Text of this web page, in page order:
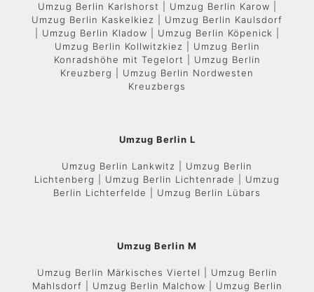
Umzug Berlin Karlshorst | Umzug Berlin Karow |
Umzug Berlin Kaskelkiez | Umzug Berlin Kaulsdorf
| Umzug Berlin Kladow | Umzug Berlin Köpenick |
Umzug Berlin Kollwitzkiez | Umzug Berlin
Konradshöhe mit Tegelort | Umzug Berlin
Kreuzberg | Umzug Berlin Nordwesten
Kreuzbergs
Umzug Berlin L
Umzug Berlin Lankwitz | Umzug Berlin
Lichtenberg | Umzug Berlin Lichtenrade | Umzug
Berlin Lichterfelde | Umzug Berlin Lübars
Umzug Berlin M
Umzug Berlin Märkisches Viertel | Umzug Berlin
Mahlsdorf | Umzug Berlin Malchow | Umzug Berlin